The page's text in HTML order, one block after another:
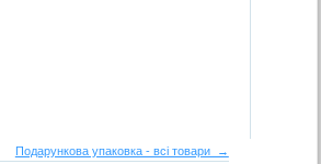
Подарункова упаковка - всі товари →